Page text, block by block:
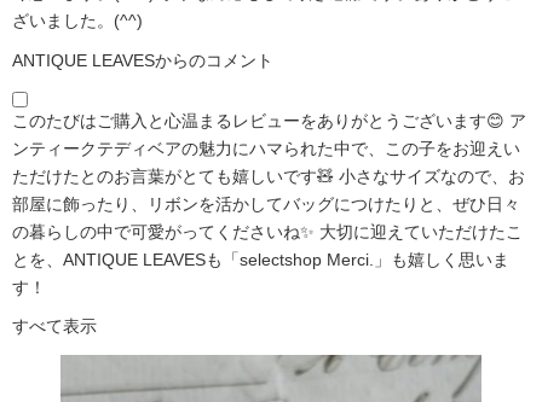
ざいました。(^^)
ANTIQUE LEAVESからのコメント
このたびはご購入と心温まるレビューをありがとうございます😊 ア
ンティークテディベアの魅力にハマられた中で、この子をお迎えい
ただけたとのお言葉がとても嬉しいです🧸 小さなサイズなので、お
部屋に飾ったり、リボンを活かしてバッグにつけたりと、ぜひ日々
の暮らしの中で可愛がってくださいね✨ 大切に迎えていただけたこ
とを、ANTIQUE LEAVESも「selectshop Merci.」も嬉しく思いま
す！
すべて表示